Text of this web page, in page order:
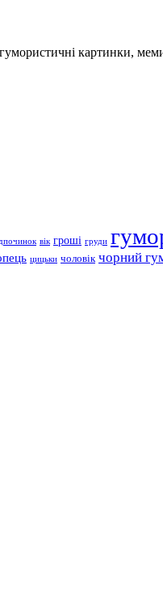
картинки,
вік гроші груди
цицьки чоловік чорний